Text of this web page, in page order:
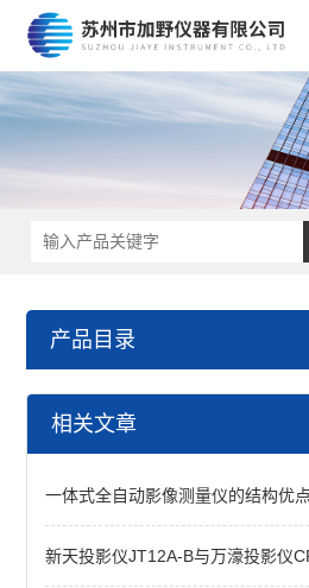
产品目录
千分表
相关文章
一体式全自动影像测量仪的结构优
新天投影仪JT12A-B与万濠投影仪